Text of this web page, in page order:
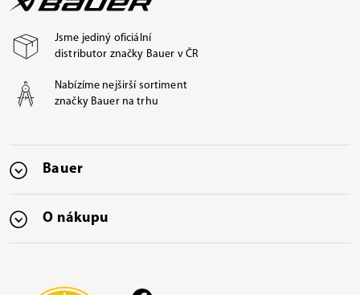
Jsme jediný oficiální
distributor značky Bauer v ČR
Nabízíme nejširší sortiment
značky Bauer na trhu
Bauer
O nákupu